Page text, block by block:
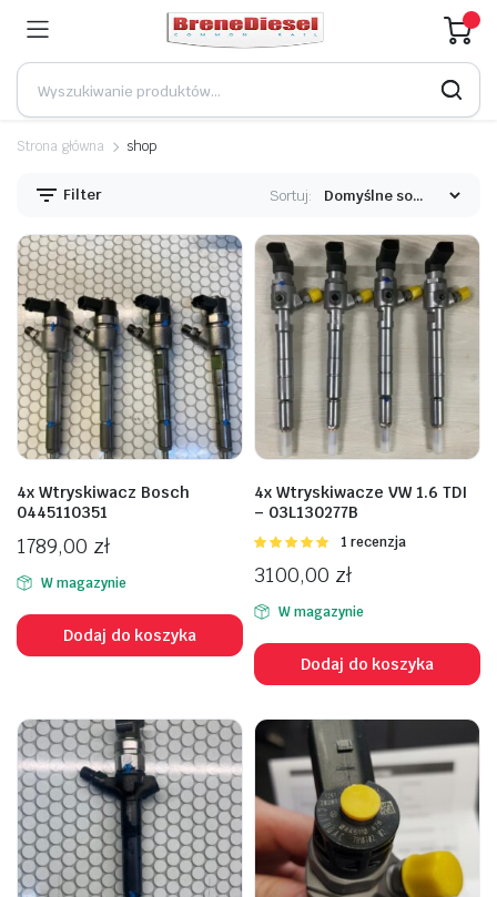
Strona główna shop
Filter Sortuj:
4x Wtryskiwacz Bosch
0445110351
1789,00 zł
W magazynie
Dodaj do koszyka
4x Wtryskiwacze VW 1.6 TDI
– 03L130277B
Oceniono
1 recenzja
3100,00 zł
W magazynie
Dodaj do koszyka